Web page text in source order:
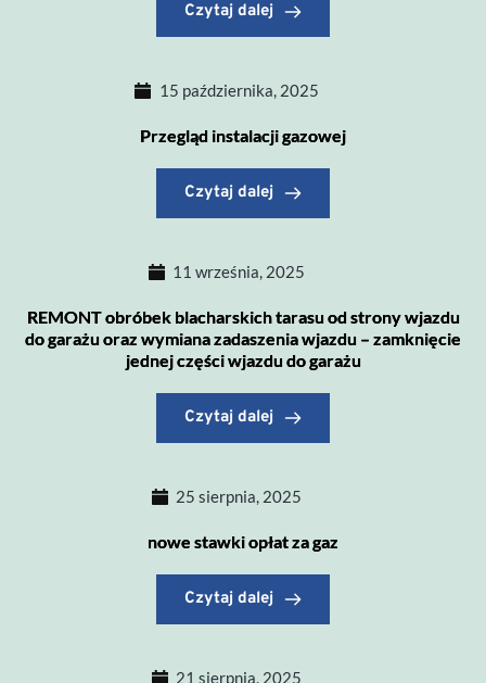
Czytaj dalej
15 października, 2025
Przegląd instalacji gazowej
Czytaj dalej
11 września, 2025
REMONT obróbek blacharskich tarasu od strony wjazdu
do garażu oraz wymiana zadaszenia wjazdu – zamknięcie
jednej części wjazdu do garażu
Czytaj dalej
25 sierpnia, 2025
nowe stawki opłat za gaz
Czytaj dalej
21 sierpnia, 2025